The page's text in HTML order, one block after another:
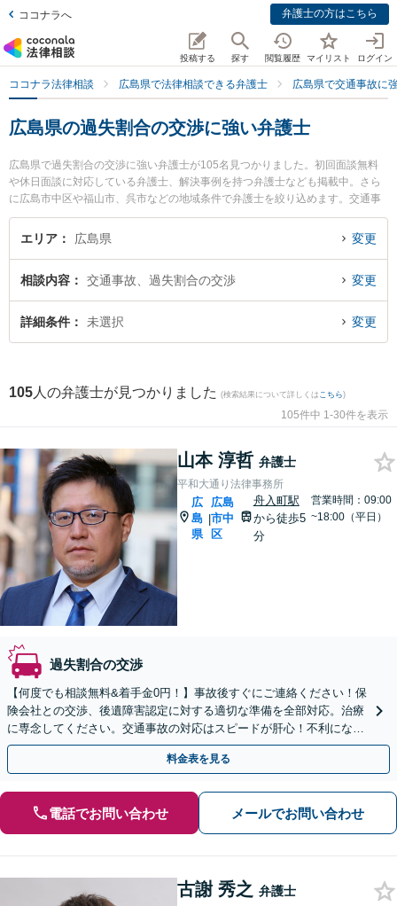
ココナラへ 弁護士の方はこちら
投稿する 探す 閲覧履歴 マイリスト ログイン
ココナラ法律相談 広島県で法律相談できる弁護士 広島県で交通事故に
広島県の過失割合の交渉に強い弁護士
広島県で過失割合の交渉に強い弁護士が105名見つかりました。初回面談無料
や休日面談に対応している弁護士、解決事例を持つ弁護士なども掲載中。さら
に広島市中区や福山市、呉市などの地域条件で弁護士を絞り込めます。交通事
故に関係する自動車事故やバイク事故、自転車事故等の細かな分野での絞り込
み検索もでき便利です。特に平和大通り法律事務所の山本 淳哲弁護士やベリー
『広島県で土日や夜間に発生した過失割合の交渉のトラブルを今すぐに弁護士
に相談したい』『過失割合の交渉のトラブル解決の実績豊富な近くの弁護士を
検索したい』『初回相談無料で過失割合の交渉を法律相談できる広島県内の弁
エリア 広島県 変更
相談内容 交通事故、過失割合の交渉 変更
詳細条件 未選択 変更
105 人の弁護士が見つかりました (検索結果について詳しくは こちら)
105件中 1-30件を表示
山本 淳哲 弁護士
平和大通り法律事務所
広
島
県
|
広島
市中
区
舟入町駅
から徒歩5
分
営業時間：09:00
~18:00（平日）
過失割合の交渉
【何度でも相談無料&着手金0円！】事故後すぐにご連絡ください！保
険会社との交渉、後遺障害認定に対する適切な準備を全部対応。治療
に専念してください。交通事故の対応はスピードが肝心！不利になら
ないよう全力でサポートします。【舟入町駅5分】
料金表を見る
電話でお問い合わせ メールでお問い合わせ
古謝 秀之 弁護士